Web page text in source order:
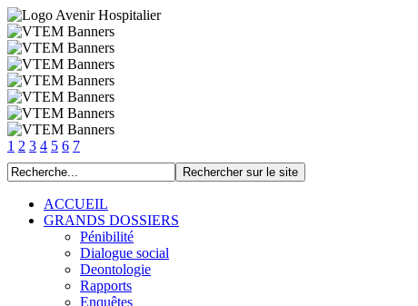
1 2 3 4 5 6 7
ACCUEIL
GRANDS DOSSIERS
Pénibilité
Dialogue social
Deontologie
Rapports
Enquêtes